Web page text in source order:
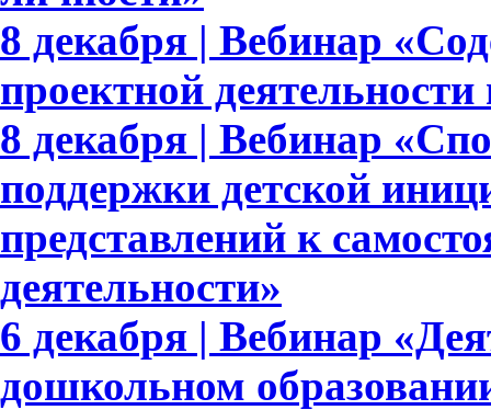
8 декабря | Вебинар
проектной
8 декабря | Вебинар
поддержки детской
представлений к
деятельности»
6 декабря | Вебинар
дошкольном